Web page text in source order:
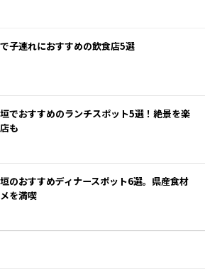
子連れにおすすめの飲食店5選
でおすすめのランチスポット5選！絶景を楽
も
のおすすめディナースポット6選。県産食材
を満喫